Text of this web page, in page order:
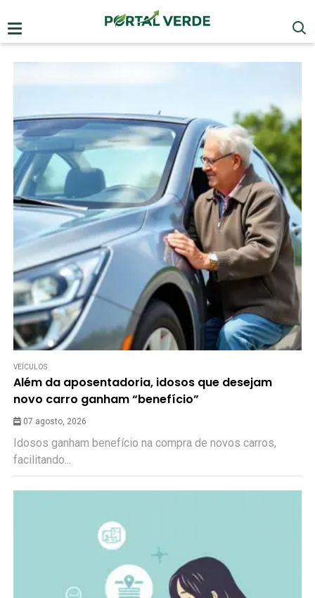
VEÍCULOS
Além da aposentadoria, idosos que desejam
novo carro ganham “benefício”
07 agosto, 2026
Idosos ganham benefício na compra de novos carros,
facilitando...